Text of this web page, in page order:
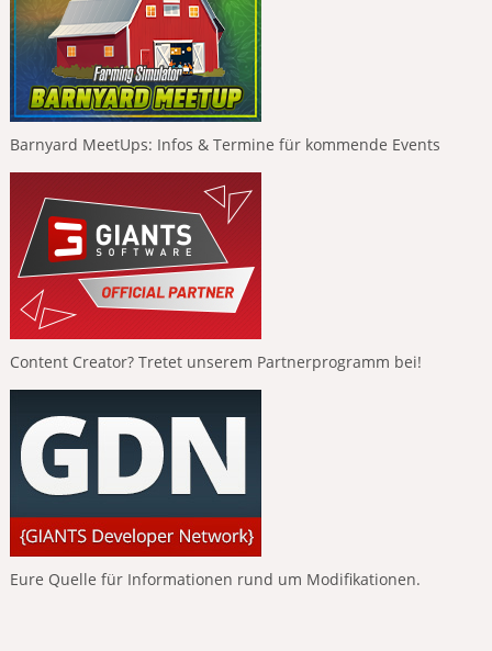
Barnyard MeetUps: Infos & Termine für kommende Events
Content Creator? Tretet unserem Partnerprogramm bei!
Eure Quelle für Informationen rund um Modifikationen.